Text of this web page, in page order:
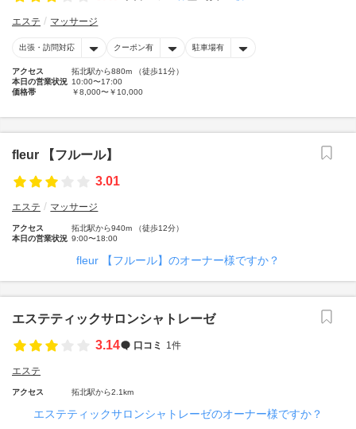
エステ マッサージ
出張・訪問対応 クーポン有 駐車場有
アクセス
拓北駅から880m （徒歩11分）
本日の営業状況 10:00〜17:00
価格帯
￥8,000〜￥10,000
fleur 【フルール】
3.01
エステ マッサージ
アクセス
拓北駅から940m （徒歩12分）
本日の営業状況 9:00〜18:00
fleur 【フルール】のオーナー様ですか？
エステティックサロンシャトレーゼ
3.14
口コミ 1件
エステ
アクセス 拓北駅から2.1km
エステティックサロンシャトレーゼのオーナー様ですか？